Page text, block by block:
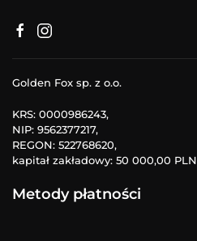
Golden Fox sp. z o.o.
KRS: 0000986243,
NIP: 9562377217,
REGON: 522768620,
kapitał zakładowy: 50 000,00 PLN
Metody płatności